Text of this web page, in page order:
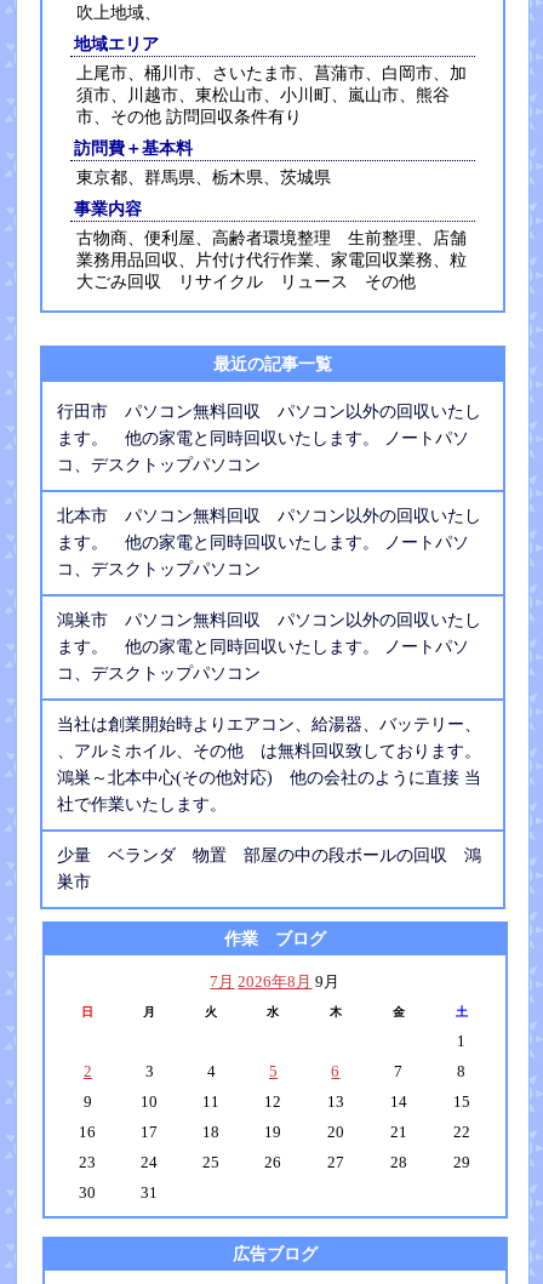
吹上地域、
地域エリア
上尾市、桶川市、さいたま市、菖蒲市、白岡市、加
須市、川越市、東松山市、小川町、嵐山市、熊谷
市、その他 訪問回収条件有り
訪問費＋基本料
東京都、群馬県、栃木県、茨城県
事業内容
古物商、便利屋、高齢者環境整理 生前整理、店舗
業務用品回収、片付け代行作業、家電回収業務、粒
大ごみ回収 リサイクル リュース その他
最近の記事一覧
行田市 パソコン無料回収 パソコン以外の回収いたし
ます。 他の家電と同時回収いたします。 ノートパソ
コ、デスクトップパソコン
北本市 パソコン無料回収 パソコン以外の回収いたし
ます。 他の家電と同時回収いたします。 ノートパソ
コ、デスクトップパソコン
鴻巣市 パソコン無料回収 パソコン以外の回収いたし
ます。 他の家電と同時回収いたします。 ノートパソ
コ、デスクトップパソコン
当社は創業開始時よりエアコン、給湯器、バッテリー、
、アルミホイル、その他 は無料回収致しております。
鴻巣～北本中心(その他対応) 他の会社のように直接 当
社で作業いたします。
少量 ベランダ 物置 部屋の中の段ボールの回収 鴻
巣市
作業 ブログ
7月 2026年8月 9月
日 月 火 水 木 金 土
1
2
3 4 5 6 7
8
9
10 11 12 13 14
15
16
17 18 19 20 21
22
23
24 25 26 27 28
29
30
31
広告ブログ